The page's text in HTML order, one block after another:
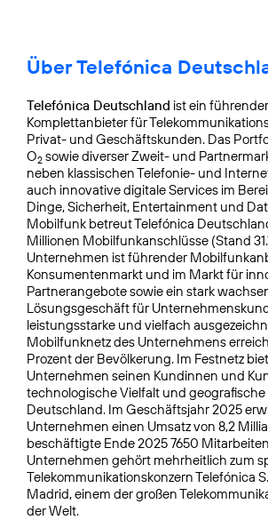
Über Telefónica
Telefónica Deutschland ist ein führender
Komplettanbieter für
Privat- und Geschäftskunden. Das
O2 sowie diverser Zweit- und
neben klassischen Telefonie- und
auch innovative digitale Services im
Dinge, Sicherheit, Entertainment und
Mobilfunk betreut Telefónica
Millionen Mobilfunkanschlüsse (Stand
Unternehmen ist führender
Konsumentenmarkt und im Markt für
Partnerangebote sowie ein stark
Lösungsgeschäft für
leistungsstarke und vielfach
Mobilfunknetz des Unternehmens
Prozent der Bevölkerung. Im Festnetz
Unternehmen seinen Kundinnen und
technologische Vielfalt und
Deutschland. Im Geschäftsjahr 2025
Unternehmen einen Umsatz von 8,2
beschäftigte Ende 2025 7650
Unternehmen gehört mehrheitlich zum
Telekommunikationskonzern Telefónica
Madrid, einem der großen
der Welt.